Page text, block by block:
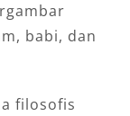
babi, dan
filosofis